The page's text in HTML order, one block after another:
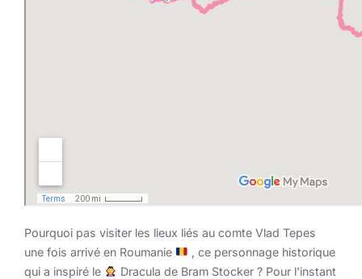
Pourquoi pas visiter les lieux liés au comte Vlad Tepes
une fois arrivé en Roumanie
, ce personnage historique
qui a inspiré le
Dracula de Bram Stocker ? Pour l’instant